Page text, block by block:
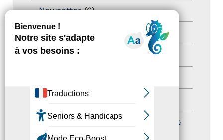
Newsetter(6)
Newsletter pro
Nos Actions
Formation
Journées nationales Tourisme &
Handicap(5)